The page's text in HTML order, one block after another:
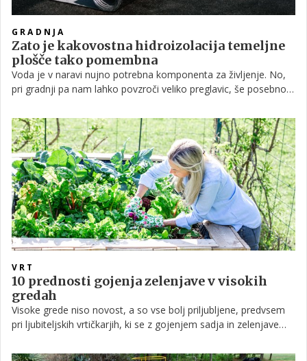
GRADNJA
Zato je kakovostna hidroizolacija temeljne
plošče tako pomembna
Voda je v naravi nujno potrebna komponenta za življenje. No,
pri gradnji pa nam lahko povzroči veliko preglavic, še posebno
popravljati.
VRT
10 prednosti gojenja zelenjave v visokih
gredah
Visoke grede niso novost, a so vse bolj priljubljene, predvsem
pri ljubiteljskih vrtičkarjih, ki se z gojenjem sadja in zelenjave
dvignjene gredice obrodijo velik pridelek na majhnem prostoru.